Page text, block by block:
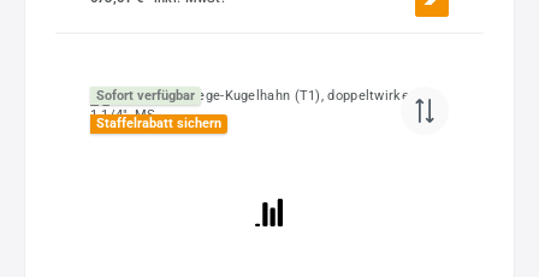
Sofort verfügbar
Staffelrabatt sichern